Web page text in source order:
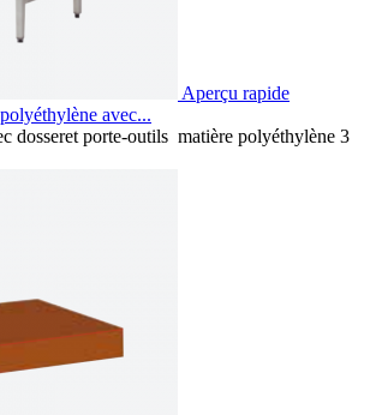
Aperçu rapide
avec...
dosseret porte-outils matière polyéthylène 3